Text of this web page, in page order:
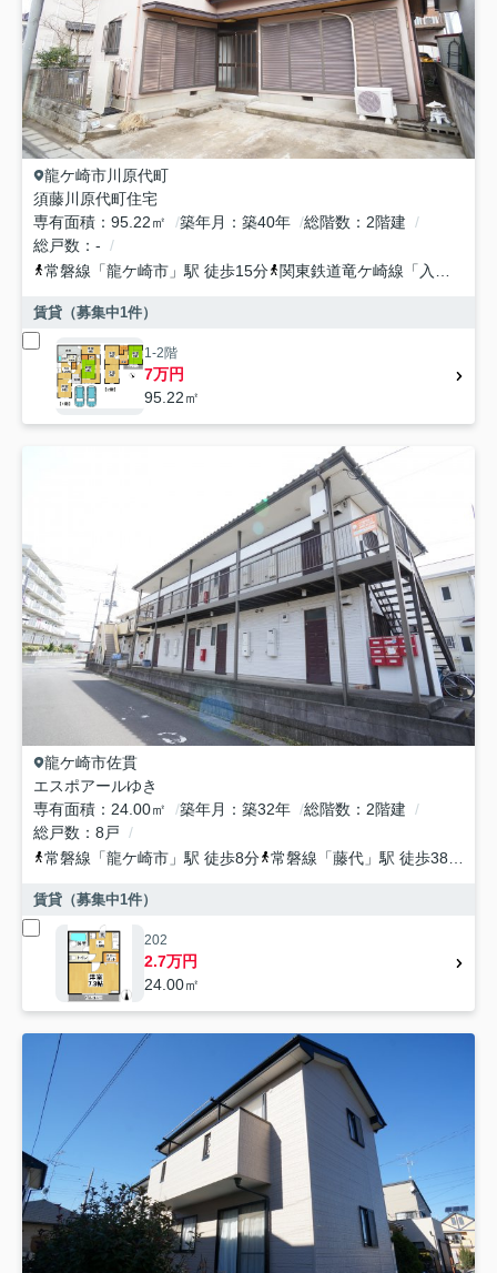
龍ケ崎市川原代町
須藤川原代町住宅
専有面積
95.22㎡ 築年月 築40年 総階数
2階建
総戸数
-
常磐線 「龍ケ崎市 」駅 徒歩15分 関東鉄道竜ケ崎線 「 入地
賃貸（募集中1件）
1-2階
7万円
95.22㎡
龍ケ崎市佐貫
エスポアールゆき
専有面積
24.00㎡ 築年月 築32年 総階数
2階建
総戸数
8戸
常磐線 「龍ケ崎市 」駅 徒歩8分 常磐線 「藤代 」駅 徒歩38分
賃貸（募集中1件）
202
2.7万円
24.00㎡